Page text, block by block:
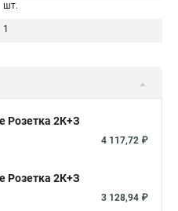
шт.
1
Розетка 2К+З
4 117,72 ₽
Розетка 2К+З
3 128,94 ₽